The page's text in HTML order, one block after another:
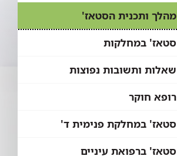
מהלך ותכנית הסטאז'
סטאז' במחלקות
שאלות ותשובות נפוצות
רופא חוקר
סטאז' במחלקת פנימית ד'
סטאז' ברפואת עיניים